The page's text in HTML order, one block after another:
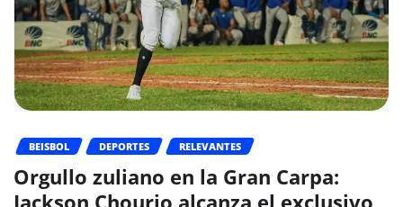
BEISBOL DEPORTES RELEVANTES
Orgullo zuliano en la Gran Carpa: